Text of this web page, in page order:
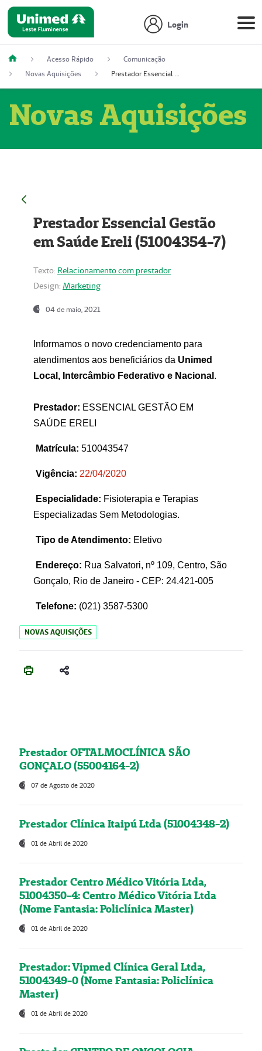
Login
Acesso Rápido
Comunicação
Novas Aquisições
Prestador Essencial Gestão em Saúde Ereli (51004354-7)
Novas Aquisições
Prestador Essencial Gestão
em Saúde Ereli (51004354-7)
Texto: Relacionamento com prestador
Design: Marketing
04 de maio, 2021
Informamos o novo credenciamento para
atendimentos aos beneficiários da Unimed
Local, Intercâmbio Federativo e Nacional .
Prestador: ESSENCIAL GESTÃO EM
SAÚDE ERELI
Matrícula: 510043547
Vigência: 22/04/2020
Especialidade: Fisioterapia e Terapias
Especializadas Sem Metodologias.
Tipo de Atendimento: Eletivo
Endereço: Rua Salvatori, nº 109, Centro, São
Gonçalo, Rio de Janeiro - CEP: 24.421-005
Telefone: (021) 3587-5300
NOVAS AQUISIÇÕES
Prestador OFTALMOCLÍNICA SÃO
GONÇALO (55004164-2)
07 de Agosto de 2020
Prestador Clínica Itaipú Ltda (51004348-2)
01 de Abril de 2020
Prestador Centro Médico Vitória Ltda,
51004350-4: Centro Médico Vitória Ltda
(Nome Fantasia: Policlínica Master)
01 de Abril de 2020
Prestador: Vipmed Clínica Geral Ltda,
51004349-0 (Nome Fantasia: Policlínica
Master)
01 de Abril de 2020